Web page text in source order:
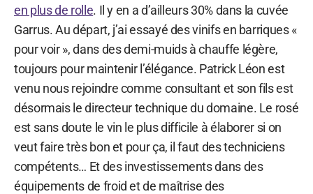
en plus de rolle. Il y en a d’ailleurs 30% dans la cuvée
Garrus. Au départ, j’ai essayé des vinifs en barriques «
pour voir », dans des demi-muids à chauffe légère,
toujours pour maintenir l’élégance. Patrick Léon est
venu nous rejoindre comme consultant et son fils est
désormais le directeur technique du domaine. Le rosé
est sans doute le vin le plus difficile à élaborer si on
veut faire très bon et pour ça, il faut des techniciens
compétents… Et des investissements dans des
équipements de froid et de maîtrise des